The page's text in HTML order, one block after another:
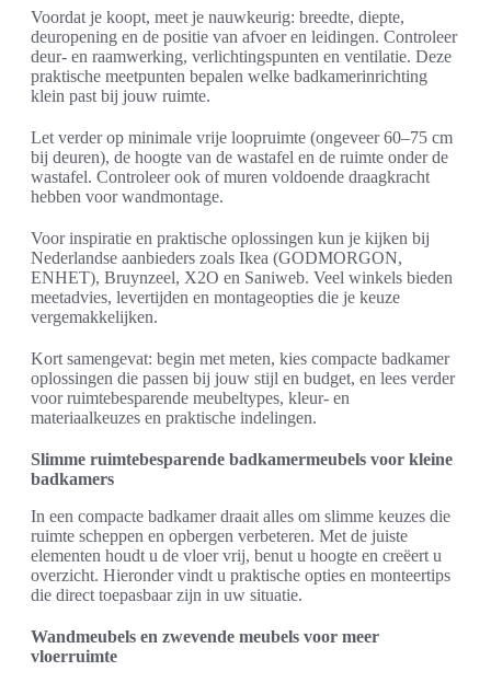
Voordat je koopt, meet je nauwkeurig: breedte, diepte,
deuropening en de positie van afvoer en leidingen. Controleer
deur- en raamwerking, verlichtingspunten en ventilatie. Deze
praktische meetpunten bepalen welke badkamerinrichting
klein past bij jouw ruimte.
Let verder op minimale vrije loopruimte (ongeveer 60–75 cm
bij deuren), de hoogte van de wastafel en de ruimte onder de
wastafel. Controleer ook of muren voldoende draagkracht
hebben voor wandmontage.
Voor inspiratie en praktische oplossingen kun je kijken bij
Nederlandse aanbieders zoals Ikea (GODMORGON,
ENHET), Bruynzeel, X2O en Saniweb. Veel winkels bieden
meetadvies, levertijden en montageopties die je keuze
vergemakkelijken.
Kort samengevat: begin met meten, kies compacte badkamer
oplossingen die passen bij jouw stijl en budget, en lees verder
voor ruimtebesparende meubeltypes, kleur- en
materiaalkeuzes en praktische indelingen.
Slimme ruimtebesparende badkamermeubels voor kleine
badkamers
In een compacte badkamer draait alles om slimme keuzes die
ruimte scheppen en opbergen verbeteren. Met de juiste
elementen houdt u de vloer vrij, benut u hoogte en creëert u
overzicht. Hieronder vindt u praktische opties en monteertips
die direct toepasbaar zijn in uw situatie.
Wandmeubels en zwevende meubels voor meer
vloerruimte